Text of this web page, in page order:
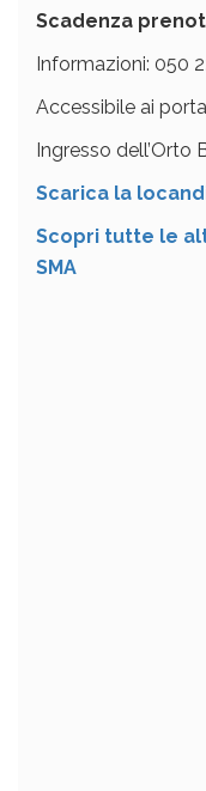
Scadenza
Informazioni: 050
Accessibile ai
Ingresso dell’Orto
Scarica la
Scopri tutte le
SMA